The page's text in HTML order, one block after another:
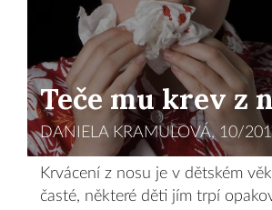
Teče mu krev z
DANIELA KRAMULOVÁ, 10/
Krvácení z nosu je v dětském
časté, některé děti jím trpí